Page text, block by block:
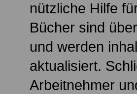
nützliche Hilfe
Bücher sind
und werden
aktualisiert.
Arbeitnehmer